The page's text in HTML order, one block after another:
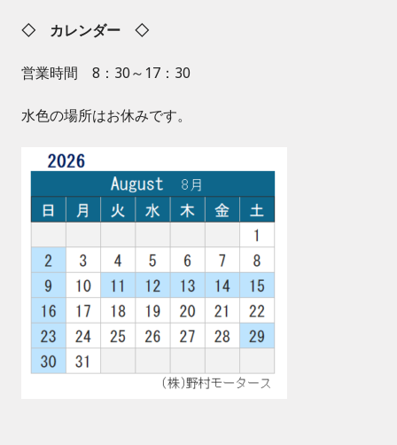
◇ カレンダー ◇
営業時間 8：30～17：30
水色の場所はお休みです。